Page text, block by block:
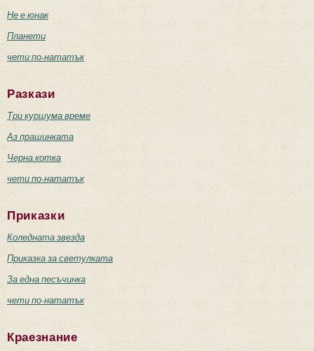
Не е юнак
Планети
чети по-нататък
Разкази
Три куршума време
Аз прашинката
Черна котка
чети по-нататък
Приказки
Коледната звезда
Приказка за светулката
За една песъчинка
чети по-нататък
Краезнание